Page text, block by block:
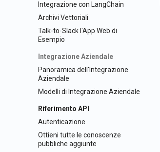
Integrazione con LangChain
Archivi Vettoriali
Talk-to-Slack l'App Web di
Esempio
Integrazione Aziendale
Panoramica dell'Integrazione
Aziendale
Modelli di Integrazione Aziendale
Riferimento API
Autenticazione
Ottieni tutte le conoscenze
pubbliche aggiunte